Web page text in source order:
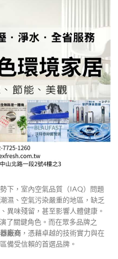
下，室內空氣品質（IAQ）問題
濕、空氣污染嚴重的地區，缺乏
異味殘留，甚至影響人體健康。
了關鍵角色。而在眾多品牌之
廠商 ，憑藉卓越的技術實力與在
備受信賴的首選品牌。